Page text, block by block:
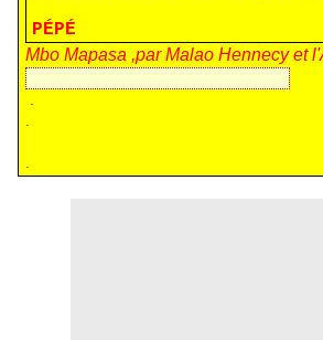
PÉPÉ
Mbo Mapasa ,par Malao Hennecy et